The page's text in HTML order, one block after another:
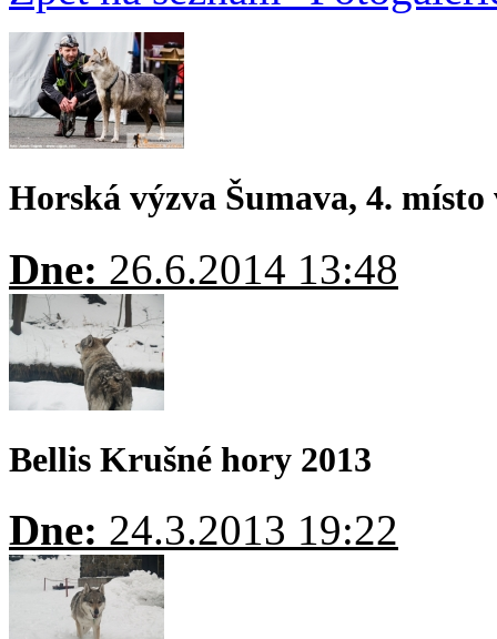
Horská výzva Šumava, 4.
Dne: 26.6.2014 13:48
Bellis Krušné hory 2013
Dne: 24.3.2013 19:22